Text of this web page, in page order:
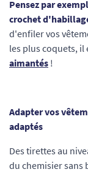
Pensez par
crochet
d'enfiler vos
les plus coquets, il
aimantés !
Adapter vos
adaptés
Des tirettes au
du chemisier sans